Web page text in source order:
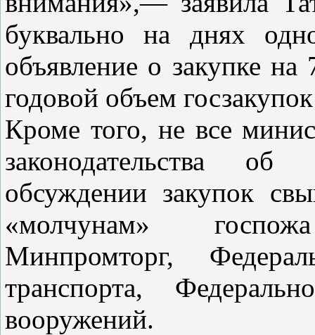
буквально на днях
объявление о закупке
годовой объем
Кроме того, не все
законодательства об
обсуждении закупок
«молчунам»
Минпромторг,
транспорта,
вооружений.